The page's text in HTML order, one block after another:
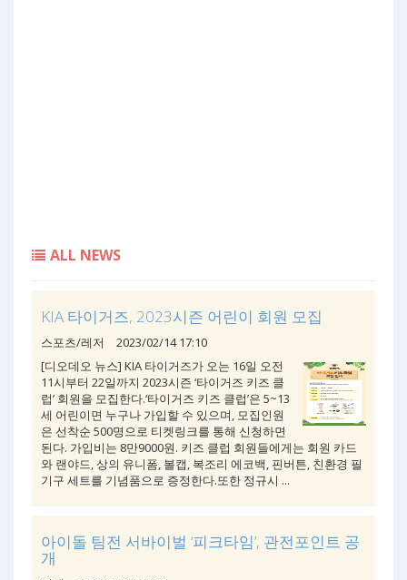
ALL NEWS
KIA 타이거즈, 2023시즌 어린이 회원 모집
스포츠/레저
2023/02/14 17:10
[디오데오 뉴스] KIA 타이거즈가 오는 16일 오전
11시부터 22일까지 2023시즌 ‘타이거즈 키즈 클
럽’ 회원을 모집한다.‘타이거즈 키즈 클럽’은 5~13
세 어린이면 누구나 가입할 수 있으며, 모집인원
은 선착순 500명으로 티켓링크를 통해 신청하면
된다. 가입비는 8만9000원. 키즈 클럽 회원들에게는 회원 카드
와 랜야드, 상의 유니폼, 볼캡, 복조리 에코백, 핀버튼, 친환경 필
기구 세트를 기념품으로 증정한다.또한 정규시 ...
아이돌 팀전 서바이벌 ‘피크타임’, 관전포인트 공
개